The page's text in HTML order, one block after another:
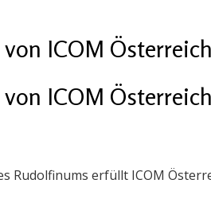
ICOM
ICOM
Rudolfinums erfüllt ICOM